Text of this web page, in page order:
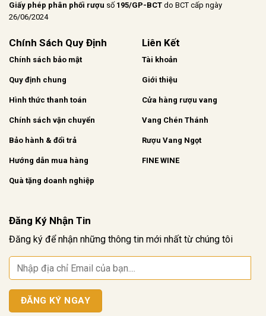
Giấy phép phân phối rượu số 195/GP-BCT do BCT cấp ngày
26/06/2024
Chính Sách Quy Định
Chính sách bảo mật
Quy định chung
Hình thức thanh toán
Chính sách vận chuyển
Bảo hành & đổi trả
Hướng dẫn mua hàng
Quà tặng doanh nghiệp
Liên Kết
Tài khoản
Giới thiệu
Cửa hàng rượu vang
Vang Chén Thánh
Rượu Vang Ngọt
FINE WINE
Đăng Ký Nhận Tin
Đăng ký để nhận những thông tin mới nhất từ chúng tôi